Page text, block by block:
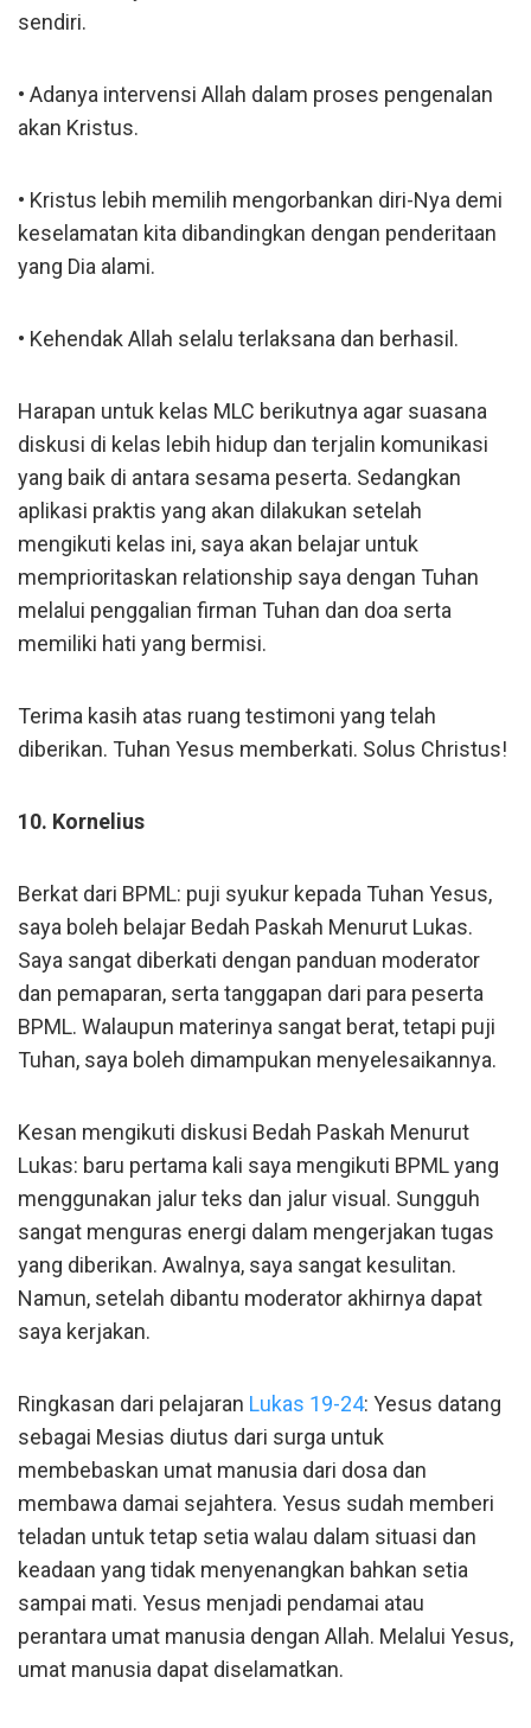
sendiri.
• Adanya intervensi Allah dalam proses pengenalan
akan Kristus.
• Kristus lebih memilih mengorbankan diri-Nya demi
keselamatan kita dibandingkan dengan penderitaan
yang Dia alami.
• Kehendak Allah selalu terlaksana dan berhasil.
Harapan untuk kelas MLC berikutnya agar suasana
diskusi di kelas lebih hidup dan terjalin komunikasi
yang baik di antara sesama peserta. Sedangkan
aplikasi praktis yang akan dilakukan setelah
mengikuti kelas ini, saya akan belajar untuk
memprioritaskan relationship saya dengan Tuhan
melalui penggalian firman Tuhan dan doa serta
memiliki hati yang bermisi.
Terima kasih atas ruang testimoni yang telah
diberikan. Tuhan Yesus memberkati. Solus Christus!
10. Kornelius
Berkat dari BPML: puji syukur kepada Tuhan Yesus,
saya boleh belajar Bedah Paskah Menurut Lukas.
Saya sangat diberkati dengan panduan moderator
dan pemaparan, serta tanggapan dari para peserta
BPML. Walaupun materinya sangat berat, tetapi puji
Tuhan, saya boleh dimampukan menyelesaikannya.
Kesan mengikuti diskusi Bedah Paskah Menurut
Lukas: baru pertama kali saya mengikuti BPML yang
menggunakan jalur teks dan jalur visual. Sungguh
sangat menguras energi dalam mengerjakan tugas
yang diberikan. Awalnya, saya sangat kesulitan.
Namun, setelah dibantu moderator akhirnya dapat
saya kerjakan.
Ringkasan dari pelajaran Lukas 19-24: Yesus datang
sebagai Mesias diutus dari surga untuk
membebaskan umat manusia dari dosa dan
membawa damai sejahtera. Yesus sudah memberi
teladan untuk tetap setia walau dalam situasi dan
keadaan yang tidak menyenangkan bahkan setia
sampai mati. Yesus menjadi pendamai atau
perantara umat manusia dengan Allah. Melalui Yesus,
umat manusia dapat diselamatkan.